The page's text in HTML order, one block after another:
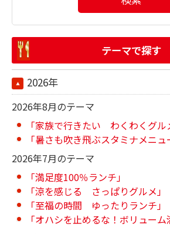
テーマで探す
2026年
2026年8月のテーマ
「家族で行きたい わくわくグル
「暑さも吹き飛ぶスタミナメニュ
2026年7月のテーマ
「満足度100％ランチ」
「涼を感じる さっぱりグルメ」
「至福の時間 ゆったりランチ」
「オハシを止めるな！ボリューム